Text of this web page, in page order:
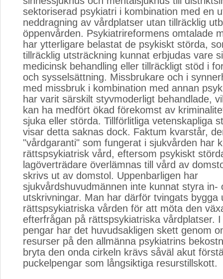
sektoriserad psykiatri i kombination med en
neddragning av vårdplatser utan tillräcklig
öppenvården. Psykiatrireformens omtalade
har ytterligare belastat de psykiskt störda,
tillräcklig utsträckning kunnat erbjudas vare
medicinsk behandling eller tillräckligt stöd i
och sysselsättning. Missbrukare och i
med missbruk i kombination med annan
har varit särskilt styvmoderligt behandlade,
kan ha medfört ökad förekomst av
sjuka eller störda. Tillförlitliga vetenskapliga
visar detta saknas dock. Faktum kvarstår,
"vårdgaranti" som fungerat i sjukvården har
rättspsykiatrisk vård, eftersom psykiskt
lagöverträdare överlämnas till vård av
skrivs ut av domstol. Uppenbarligen har
sjukvårdshuvudmännen inte kunnat styra in-
utskrivningar. Man har därför tvingats bygga
rättspsykiatriska vården för att möta den
efterfrågan på rättspsykiatriska vårdplatser.
pengar har det huvudsakligen skett genom
resurser på den allmänna psykiatrins
bryta den onda cirkeln krävs såväl akut
puckelpengar som långsiktiga resurstillskott.